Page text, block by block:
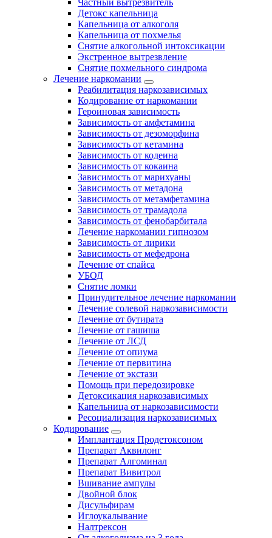
Частный вытрезвитель
Детокс капельница
Капельница от алкоголя
Капельница от похмелья
Снятие алкогольной интоксикации
Экстренное вытрезвление
Снятие похмельного синдрома
Лечение наркомании
Реабилитация наркозависимых
Кодирование от наркомании
Героиновая зависимость
Зависимость от амфетамина
Зависимость от дезоморфина
Зависимость от кетамина
Зависимость от кодеина
Зависимость от кокаина
Зависимость от марихуаны
Зависимость от метадона
Зависимость от метамфетамина
Зависимость от трамадола
Зависимость от фенобарбитала
Лечение наркомании гипнозом
Зависимость от лирики
Зависимость от мефедрона
Лечение от спайса
УБОД
Снятие ломки
Принудительное лечение наркомании
Лечение солевой наркозависимости
Лечение от бутирата
Лечение от гашиша
Лечение от ЛСД
Лечение от опиума
Лечение от первитина
Лечение от экстази
Помощь при передозировке
Детоксикация наркозависимых
Капельница от наркозависимости
Ресоциализация наркозависимых
Кодирование
Имплантация Продетоксоном
Препарат Аквилонг
Препарат Алгоминал
Препарат Вивитрол
Вшивание ампулы
Двойной блок
Дисульфирам
Иглоукалывание
Налтрексон